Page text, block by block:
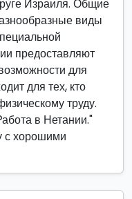
Израиля. Общие
виды
предоставляют
для
для тех, кто
труду.
в Нетании."
с хорошими